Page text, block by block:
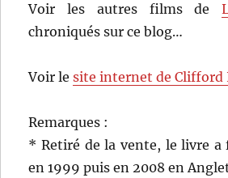
Voir les autres films de
chroniqués sur ce blog…
Voir lesite internet de Clifford
Remarques :
* Retiré de la vente, le livre
en 1999 puis en 2008 en